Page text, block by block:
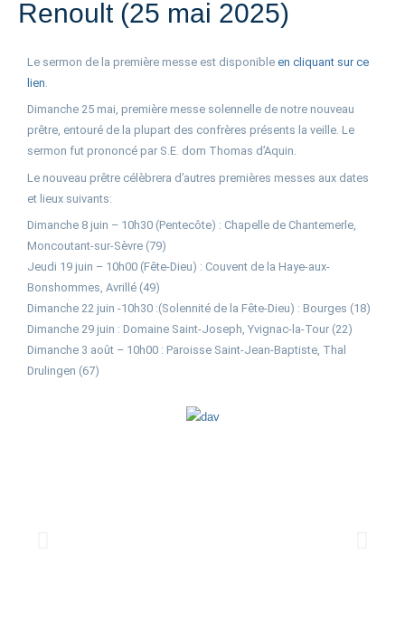
Renoult (25 mai 2025)
Le sermon de la première messe est disponible en cliquant sur ce
lien
Dimanche 25 mai, première messe solennelle de notre nouveau
prêtre, entouré de la plupart des confrères présents la veille. Le
sermon fut prononcé par S.E. dom Thomas d’Aquin.
Le nouveau prêtre célèbrera d’autres premières messes aux dates
et lieux suivants:
Dimanche 8 juin – 10h30 (Pentecôte) : Chapelle de Chantemerle,
Moncoutant-sur-Sèvre (79)
Jeudi 19 juin – 10h00 (Fête-Dieu) : Couvent de la Haye-aux-
Bonshommes, Avrillé (49)
Dimanche 22 juin -10h30 :(Solennité de la Fête-Dieu) : Bourges (18)
Dimanche 29 juin : Domaine Saint-Joseph, Yvignac-la-Tour (22)
Dimanche 3 août – 10h00 : Paroisse Saint-Jean-Baptiste, Thal
Drulingen (67)